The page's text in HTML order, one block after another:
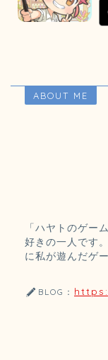
ABOUT ME
「ハヤトのゲー
好きの一人です
に私が遊んだゲ
BLOG：